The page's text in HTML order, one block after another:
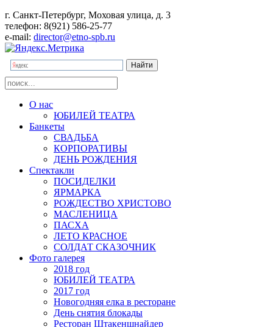
г. Санкт-Петербург, Моховая улица, д. 3
телефон: 8(921) 586-25-77
e-mail: director@etno-spb.ru
О нас
ЮБИЛЕЙ ТЕАТРА
Банкеты
СВАДЬБА
КОРПОРАТИВЫ
ДЕНЬ РОЖДЕНИЯ
Спектакли
ПОСИДЕЛКИ
ЯРМАРКА
РОЖДЕСТВО ХРИСТОВО
МАСЛЕНИЦА
ПАСХА
ЛЕТО КРАСНОЕ
СОЛДАТ СКАЗОЧНИК
Фото галерея
2018 год
ЮБИЛЕЙ ТЕАТРА
2017 год
Новогодняя елка в ресторане
День снятия блокады
Ресторан Штакеншнайдер